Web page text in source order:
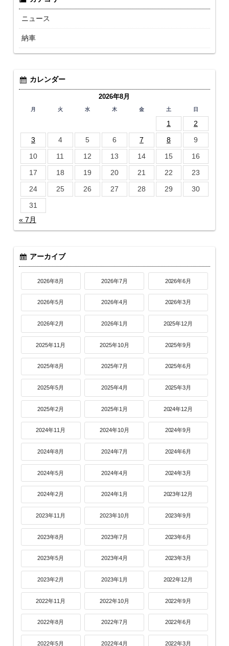
ニュース
納車
カレンダー
2026年8月
月 火 水 木 金 土 日
1
2
3
4 5 6 7 8
9
10
11 12 13 14 15
16
17
18 19 20 21 22
23
24
25 26 27 28 29
30
31
« 7月
アーカイブ
2026年8月 2026年7月 2026年6月
2026年5月 2026年4月 2026年3月
2026年2月 2026年1月 2025年12月
2025年11月 2025年10月 2025年9月
2025年8月 2025年7月 2025年6月
2025年5月 2025年4月 2025年3月
2025年2月 2025年1月 2024年12月
2024年11月 2024年10月 2024年9月
2024年8月 2024年7月 2024年6月
2024年5月 2024年4月 2024年3月
2024年2月 2024年1月 2023年12月
2023年11月 2023年10月 2023年9月
2023年8月 2023年7月 2023年6月
2023年5月 2023年4月 2023年3月
2023年2月 2023年1月 2022年12月
2022年11月 2022年10月 2022年9月
2022年8月 2022年7月 2022年6月
2022年5月 2022年4月 2022年3月